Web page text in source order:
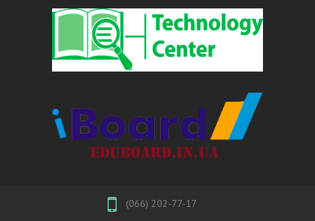
(066) 202-77-17